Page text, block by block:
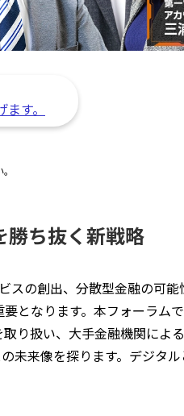
す。
勝ち抜く新戦略
スの創出、分散型金融の可
となります。本フォーラム
り扱い、大手金融機関によ
未来像を探ります。デジタ